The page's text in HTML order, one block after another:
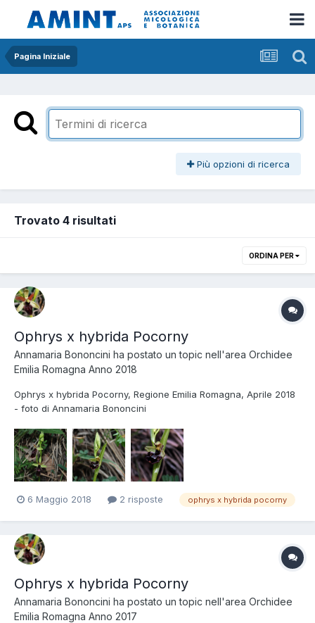
Pagina Iniziale
Più opzioni di ricerca
Trovato 4 risultati
ORDINA PER
Ophrys x hybrida Pocorny
Annamaria Bononcini ha postato un topic nell'area Orchidee
Emilia Romagna Anno 2018
Ophrys x hybrida Pocorny, Regione Emilia Romagna, Aprile 2018
- foto di Annamaria Bononcini
6 Maggio 2018 2 risposte ophrys x hybrida pocorny
Ophrys x hybrida Pocorny
Annamaria Bononcini ha postato un topic nell'area Orchidee
Emilia Romagna Anno 2017